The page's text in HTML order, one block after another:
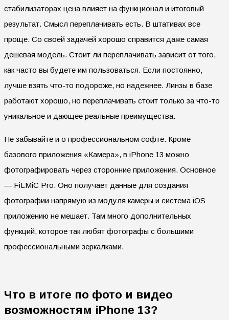
стабилизаторах цена влияет на функционал и итоговый
результат. Смысл переплачивать есть. В штативах все
проще. Со своей задачей хорошо справится даже самая
дешевая модель. Стоит ли переплачивать зависит от того,
как часто вы будете им пользоваться. Если постоянно,
лучше взять что-то подороже, но надежнее. Линзы в базе
работают хорошо, но переплачивать стоит только за что-то
уникальное и дающее реальные преимущества.
Не забывайте и о профессиональном софте. Кроме
базового приложения «Камера», в iPhone 13 можно
фотографировать через сторонние приложения. Основное
— FiLMiC Pro. Оно получает данные для создания
фотографии напрямую из модуля камеры и система iOS
приложению не мешает. Там много дополнительных
функций, которое так любят фотографы с большими
профессиональными зеркалками.
Что в итоге по фото и видео
возможностям iPhone 13?